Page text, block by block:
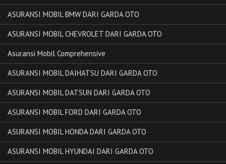
ASURANSI MOBIL BMW DARI GARDA OTO
ASURANSI MOBIL CHEVROLET DARI GARDA OTO
Asuransi Mobil Comprehensive
ASURANSI MOBIL DAIHATSU DARI GARDA OTO
ASURANSI MOBIL DATSUN DARI GARDA OTO
ASURANSI MOBIL FORD DARI GARDA OTO
ASURANSI MOBIL HONDA DARI GARDA OTO
ASURANSI MOBIL HYUNDAI DARI GARDA OTO